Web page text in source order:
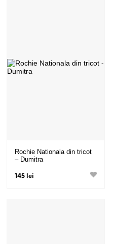
Rochie Nationala din tricot
– Dumitra
145 lei